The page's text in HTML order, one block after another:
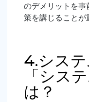
のデメリットを事
策を講じることが
4.シス
「シス
は？